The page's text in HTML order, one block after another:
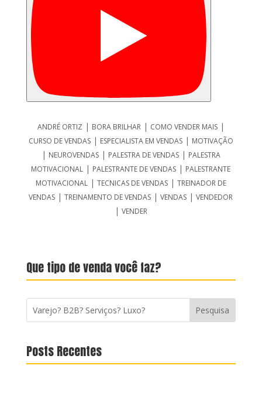
ANDRÉ ORTIZ | BORA BRILHAR| COMO VENDER MAIS|
CURSO DE VENDAS| ESPECIALISTA EM VENDAS| MOTIVAÇÃO
| NEUROVENDAS| PALESTRA DE VENDAS| PALESTRA
MOTIVACIONAL | PALESTRANTE DE VENDAS | PALESTRANTE
MOTIVACIONAL| TECNICAS DE VENDAS| TREINADOR DE
VENDAS |TREINAMENTO DE VENDAS |VENDAS |VENDEDOR
| VENDER
Que tipo de venda você faz?
Posts Recentes